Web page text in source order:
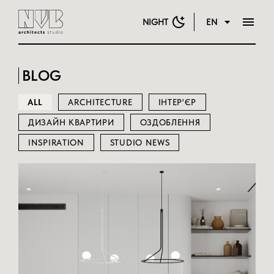
NIGHT EN
BLOG
ALL ARCHITECTURE ІНТЕР'ЄР
ДИЗАЙН КВАРТИРИ ОЗДОБЛЕННЯ
INSPIRATION STUDIO NEWS